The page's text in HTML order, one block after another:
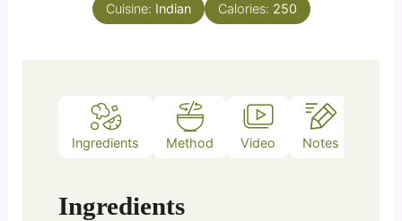
Cuisine: Indian Calories: 250
Ingredients Method Video Notes
Ingredients